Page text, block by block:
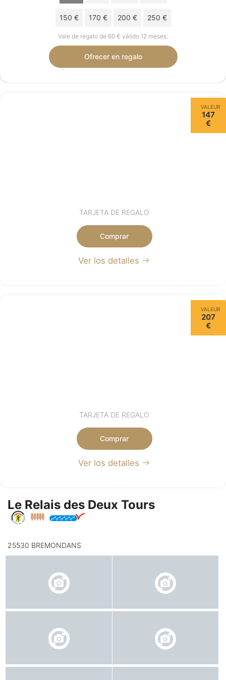
150 € 170 € 200 € 250 €
Vale de regalo de 60 € válido 12 meses.
Ofrecer en regalo
VALEUR
147
€
TARJETA DE REGALO
Comprar
Ver los detalles
VALEUR
207
€
TARJETA DE REGALO
Comprar
Ver los detalles
Le Relais des Deux Tours
25530 BREMONDANS